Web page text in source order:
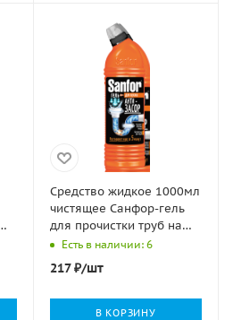
Средство жидкое 1000мл
чистящее Санфор-гель
для прочистки труб на
кухне 1/10
Есть в наличии: 6
217₽/шт
В КОРЗИНУ